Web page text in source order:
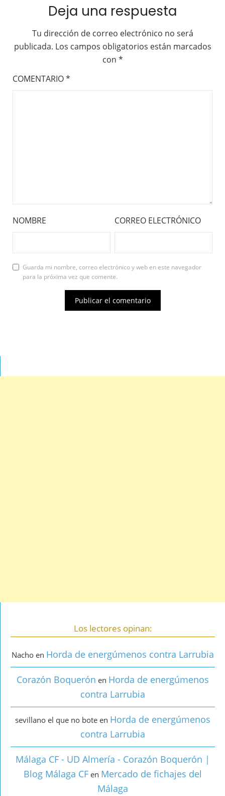
Deja una respuesta
Tu dirección de correo electrónico no será
publicada. Los campos obligatorios están marcados
con *
COMENTARIO*
NOMBRE CORREO ELECTRÓNICO
Guarda mi nombre, correo electrónico y web en este navegador
para la próxima vez que comente.
Los lectores opinan:
Nacho en Horda de energúmenos contra Larrubia
Corazón Boquerón en Horda de energúmenos
contra Larrubia
sevillano el que no bote en Horda de energúmenos
contra Larrubia
Málaga CF - UD Almería - Corazón Boquerón |
Blog Málaga CF en Mercado de fichajes del
Málaga